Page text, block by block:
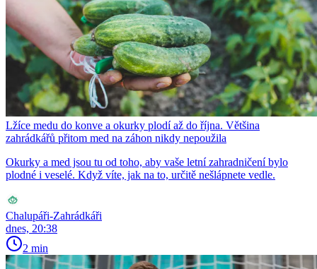
Lžíce medu do konve a okurky plodí až do října. Většina
zahrádkářů přitom med na záhon nikdy nepoužila
Okurky a med jsou tu od toho, aby vaše letní zahradničení bylo
plodné i veselé. Když víte, jak na to, určitě nešlápnete vedle.
Chalupáři-Zahrádkáři
dnes, 20:38
2 min